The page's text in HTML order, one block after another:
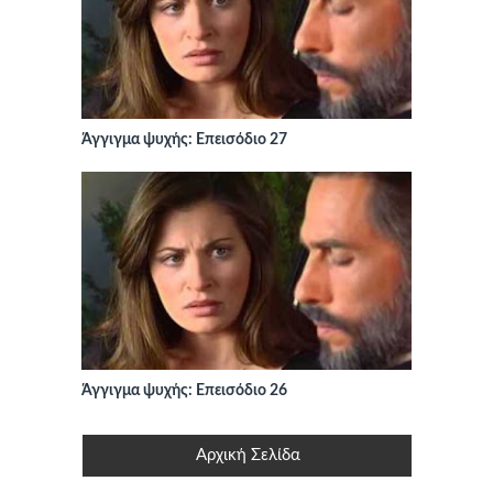
Άγγιγμα ψυχής: Επεισόδιο 27
Άγγιγμα ψυχής: Επεισόδιο 26
Αρχική Σελίδα